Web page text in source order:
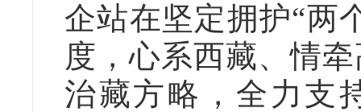
企站在坚定拥护“两
度，心系西藏、情
治藏方略，全力支